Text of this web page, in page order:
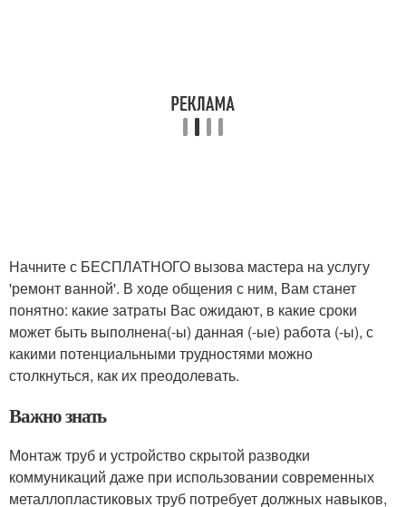
Начните с БЕСПЛАТНОГО вызова мастера на услугу
'ремонт ванной'. В ходе общения с ним, Вам станет
понятно: какие затраты Вас ожидают, в какие сроки
может быть выполнена(-ы) данная (-ые) работа (-ы), с
какими потенциальными трудностями можно
столкнуться, как их преодолевать.
Важно знать
Монтаж труб и устройство скрытой разводки
коммуникаций даже при использовании современных
металлопластиковых труб потребует должных навыков,